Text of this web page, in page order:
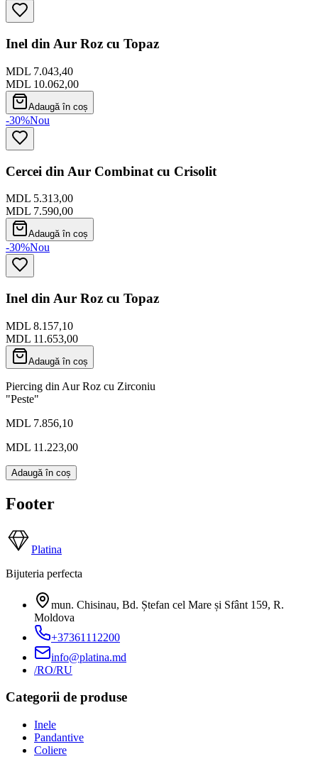
Inel din Aur Roz cu Topaz
MDL 7.043,40
MDL 10.062,00
Adaugă în coș
-30%Nou
Cercei din Aur Combinat cu Crisolit
MDL 5.313,00
MDL 7.590,00
Adaugă în coș
-30%Nou
Inel din Aur Roz cu Topaz
MDL 8.157,10
MDL 11.653,00
Adaugă în coș
Piercing din Aur Roz cu Zirconiu
"Peste"
MDL 7.856,10
MDL 11.223,00
Adaugă în coș
Footer
Platina
Bijuteria perfecta
mun. Chisinau, Bd. Ștefan cel Mare și Sfânt 159, R.
Moldova
+37361112200
info@platina.md
/RO/RU
Categorii de produse
Inele
Pandantive
Coliere